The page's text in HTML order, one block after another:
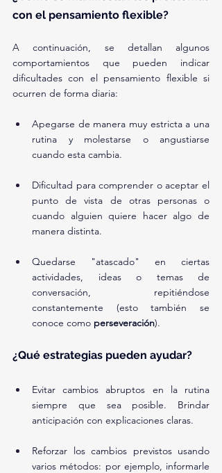
con el pensamiento flexible?
A continuación, se detallan algunos
comportamientos que pueden indicar
dificultades con el pensamiento flexible si
ocurren de forma diaria:
Apegarse de manera muy estricta a una
rutina y molestarse o angustiarse
cuando esta cambia.
Dificultad para comprender o aceptar el
punto de vista de otras personas o
cuando alguien quiere hacer algo de
manera distinta.
Quedarse "atascado" en ciertas
actividades, ideas o temas de
conversación, repitiéndose
constantemente (esto también se
conoce como perseveración).
¿Qué estrategias pueden ayudar?
Evitar cambios abruptos en la rutina
siempre que sea posible. Brindar
anticipación con explicaciones claras.
Reforzar los cambios previstos usando
varios métodos: por ejemplo, informarle